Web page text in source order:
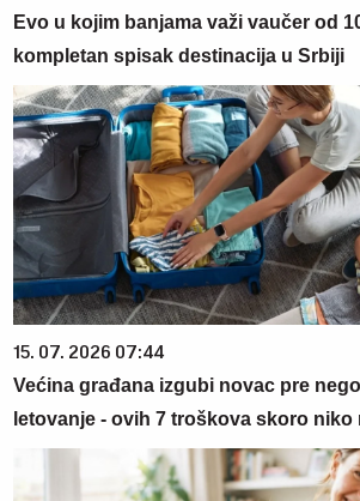
Evo u kojim banjama važi vaučer od
kompletan spisak destinacija u Srbiji
15. 07. 2026 07:44
Većina građana izgubi novac pre
letovanje - ovih 7 troškova skoro niko